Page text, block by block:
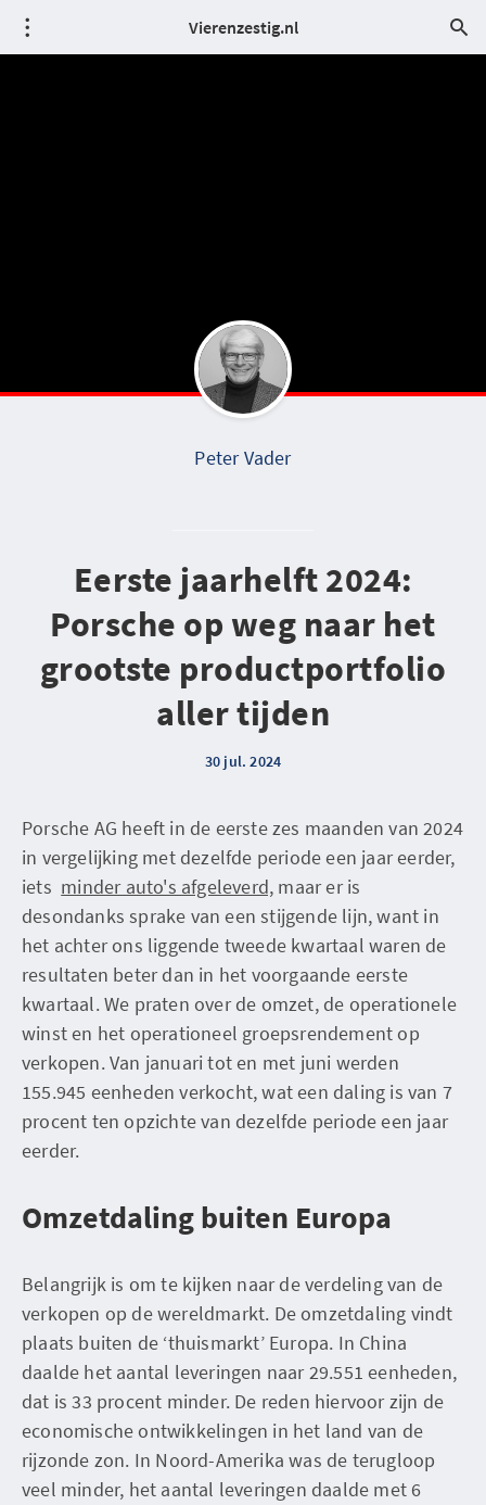
Vierenzestig.nl
Peter Vader
Eerste jaarhelft 2024:
Porsche op weg naar het
grootste productportfolio
aller tijden
30 jul. 2024
Porsche AG heeft in de eerste zes maanden van 2024
in vergelijking met dezelfde periode een jaar eerder,
iets minder auto's afgeleverd, maar er is
desondanks sprake van een stijgende lijn, want in
het achter ons liggende tweede kwartaal waren de
resultaten beter dan in het voorgaande eerste
kwartaal. We praten over de omzet, de operationele
winst en het operationeel groepsrendement op
verkopen. Van januari tot en met juni werden
155.945 eenheden verkocht, wat een daling is van 7
procent ten opzichte van dezelfde periode een jaar
eerder.
Omzetdaling buiten Europa
Belangrijk is om te kijken naar de verdeling van de
verkopen op de wereldmarkt. De omzetdaling vindt
plaats buiten de ‘thuismarkt’ Europa. In China
daalde het aantal leveringen naar 29.551 eenheden,
dat is 33 procent minder. De reden hiervoor zijn de
economische ontwikkelingen in het land van de
rijzonde zon. In Noord-Amerika was de terugloop
veel minder, het aantal leveringen daalde met 6